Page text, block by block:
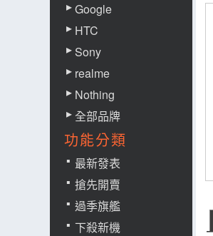
Google
HTC
Sony
realme
Nothing
全部品牌
功能分類
最新發表
搶先開賣
過季旗艦
下殺新機